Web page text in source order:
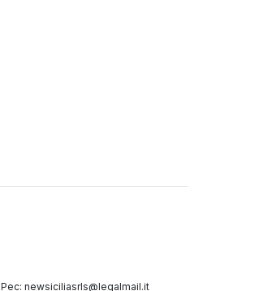
Pec: newsiciliasrls@legalmail.it